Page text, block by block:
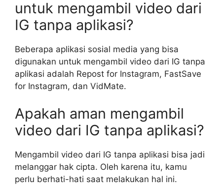
untuk mengambil video dari
IG tanpa aplikasi?
Beberapa aplikasi sosial media yang bisa
digunakan untuk mengambil video dari IG tanpa
aplikasi adalah Repost for Instagram, FastSave
for Instagram, dan VidMate.
Apakah aman mengambil
video dari IG tanpa aplikasi?
Mengambil video dari IG tanpa aplikasi bisa jadi
melanggar hak cipta. Oleh karena itu, kamu
perlu berhati-hati saat melakukan hal ini.